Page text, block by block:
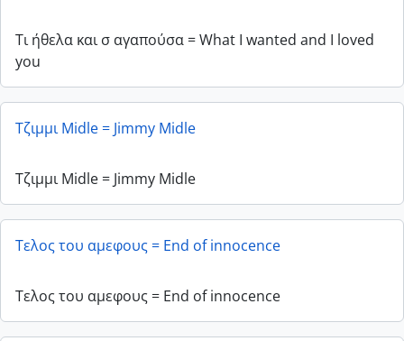
Τι ήθελα και σ αγαπούσα = What I wanted and I loved
you
Τζιμμι Midle = Jimmy Midle
Τζιμμι Midle = Jimmy Midle
Τελος του αμεφους = End of innocence
Τελος του αμεφους = End of innocence